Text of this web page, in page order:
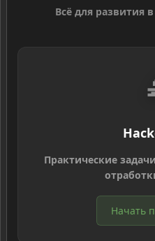
Всё для развития
Практические
Начать